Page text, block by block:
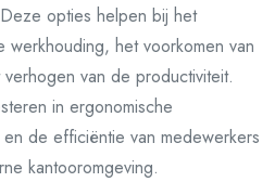
opties helpen bij het
het voorkomen van
van de productiviteit.
in ergonomische
de efficiëntie van medewerkers
kantooromgeving.